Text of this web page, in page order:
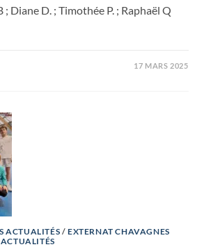
; Diane D. ; Timothée P. ; Raphaël Q
17 MARS 2025
ACTUALITÉS /EXTERNAT CHAVAGNES